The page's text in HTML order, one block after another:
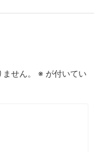
せん。 ※ が付いてい